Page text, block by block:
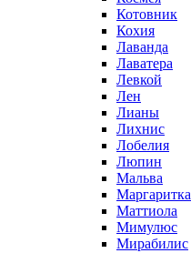
Котовник
Кохия
Лаванда
Лаватера
Левкой
Лен
Лианы
Лихнис
Лобелия
Люпин
Мальва
Маргаритка
Маттиола
Мимулюс
Мирабилис